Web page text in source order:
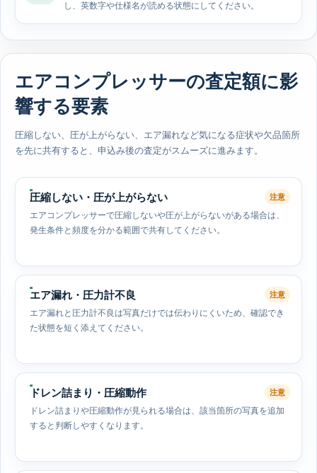
し、英数字や仕様名が読める状態にしてください。
エアコンプレッサーの査定額に影
響する要素
圧縮しない、圧が上がらない、エア漏れなど気になる症状や欠品箇所
を先に共有すると、申込み後の査定がスムーズに進みます。
圧縮しない・圧が上がらない 注意
エアコンプレッサーで圧縮しないや圧が上がらないがある場合は、
発生条件と頻度を分かる範囲で共有してください。
エア漏れ・圧力計不良 注意
エア漏れと圧力計不良は写真だけでは伝わりにくいため、確認でき
た状態を短く添えてください。
ドレン詰まり・圧縮動作 注意
ドレン詰まりや圧縮動作が見られる場合は、該当箇所の写真を追加
すると判断しやすくなります。